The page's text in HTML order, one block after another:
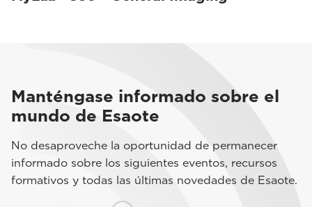
Manténgase informado sobre el
mundo de Esaote
No desaproveche la oportunidad de permanecer
informado sobre los siguientes eventos, recursos
formativos y todas las últimas novedades de Esaote.